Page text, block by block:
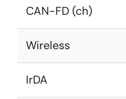
CAN-FD (ch)
Wireless
IrDA